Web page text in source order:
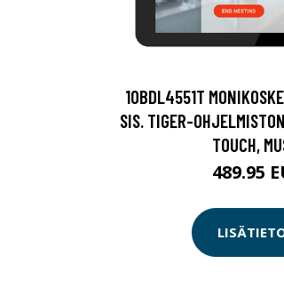
10BDL4551T
SIS. TIGER-
TOUCH,
489.95